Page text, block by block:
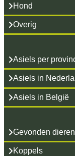
Hond
Overig
Asiels per
Asiels in
Asiels in België
Gevonden dieren
Koppels